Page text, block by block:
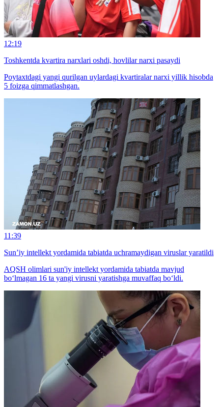
12:19
Toshkentda kvartira narxlari oshdi, hovlilar narxi pasaydi
Poytaxtdagi yangi qurilgan uylardagi kvartiralar narxi yillik hisobda
5 foizga qimmatlashgan.
11:39
Sun’iy intellekt yordamida tabiatda uchramaydigan viruslar yaratildi
AQSH olimlari sun'iy intellekt yordamida tabiatda mavjud
bo‘lmagan 16 ta yangi virusni yaratishga muvaffaq bo‘ldi.